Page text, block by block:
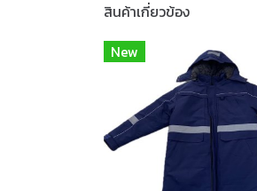
สินค้าเกี่ยวข้อง
New